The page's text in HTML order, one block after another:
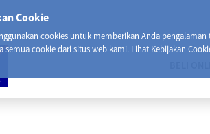
Cookie
cookies untuk memberikan Anda
semua cookie dari situs web kami. Lihat Kebijakan